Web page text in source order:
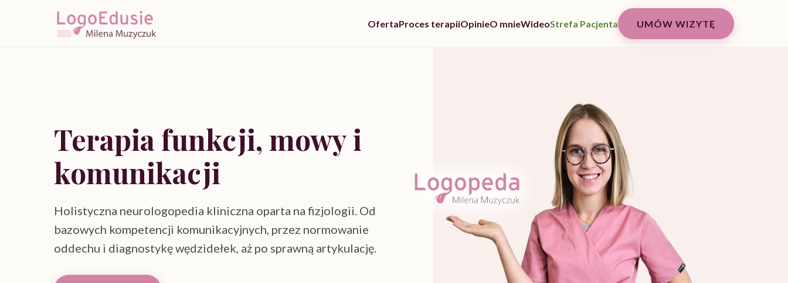
OfertaProces terapiiOpinieO mnieWideoStrefa Pacjenta UMÓW WIZYTĘ
Terapia funkcji, mowy i
komunikacji
Holistyczna neurologopedia kliniczna oparta na fizjologii. Od
bazowych kompetencji komunikacyjnych, przez normowanie
oddechu i diagnostykę wędzidełek, aż po sprawną artykulację.